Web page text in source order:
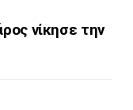
νίκησε την